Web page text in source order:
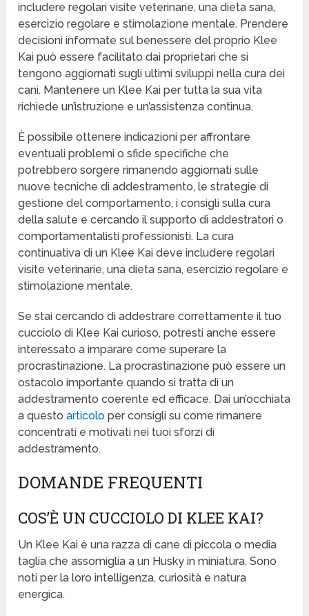
includere regolari visite veterinarie, una dieta sana,
esercizio regolare e stimolazione mentale. Prendere
decisioni informate sul benessere del proprio Klee
Kai può essere facilitato dai proprietari che si
tengono aggiornati sugli ultimi sviluppi nella cura dei
cani. Mantenere un Klee Kai per tutta la sua vita
richiede un’istruzione e un’assistenza continua.
È possibile ottenere indicazioni per affrontare
eventuali problemi o sfide specifiche che
potrebbero sorgere rimanendo aggiornati sulle
nuove tecniche di addestramento, le strategie di
gestione del comportamento, i consigli sulla cura
della salute e cercando il supporto di addestratori o
comportamentalisti professionisti. La cura
continuativa di un Klee Kai deve includere regolari
visite veterinarie, una dieta sana, esercizio regolare e
stimolazione mentale.
Se stai cercando di addestrare correttamente il tuo
cucciolo di Klee Kai curioso, potresti anche essere
interessato a imparare come superare la
procrastinazione. La procrastinazione può essere un
ostacolo importante quando si tratta di un
addestramento coerente ed efficace. Dai un’occhiata
a questoarticolo per consigli su come rimanere
concentrati e motivati nei tuoi sforzi di
addestramento.
DOMANDE FREQUENTI
COS’È UN CUCCIOLO DI KLEE KAI?
Un Klee Kai è una razza di cane di piccola o media
taglia che assomiglia a un Husky in miniatura. Sono
noti per la loro intelligenza, curiosità e natura
energica.